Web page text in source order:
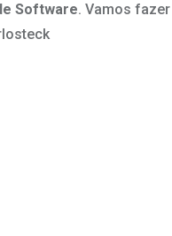
Software. Vamos